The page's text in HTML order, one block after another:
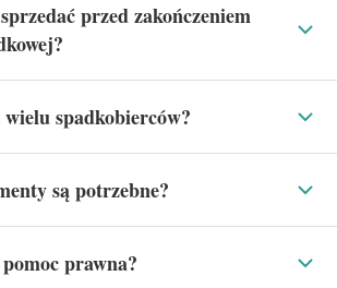
przed zakończeniem
spadkobierców?
są potrzebne?
prawna?